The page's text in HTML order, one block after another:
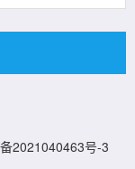
2021040463号-3